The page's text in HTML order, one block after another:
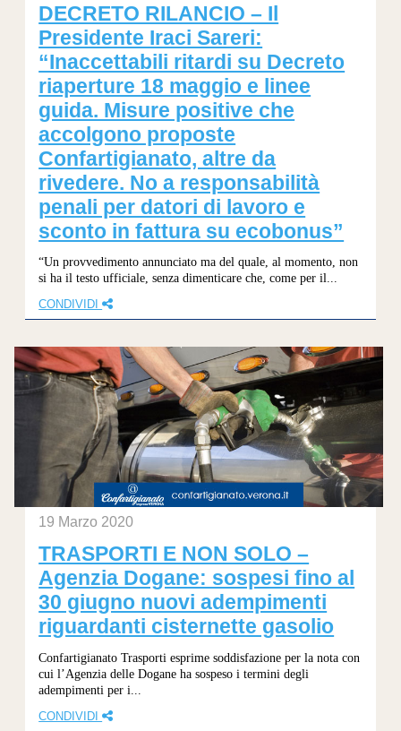
DECRETO RILANCIO – Il
Presidente Iraci Sareri:
“Inaccettabili ritardi su Decreto
riaperture 18 maggio e linee
guida. Misure positive che
accolgono proposte
Confartigianato, altre da
rivedere. No a responsabilità
penali per datori di lavoro e
sconto in fattura su ecobonus”
“Un provvedimento annunciato ma del quale, al momento, non
si ha il testo ufficiale, senza dimenticare che, come per il...
CONDIVIDI
19 Marzo 2020
TRASPORTI E NON SOLO –
Agenzia Dogane: sospesi fino al
30 giugno nuovi adempimenti
riguardanti cisternette gasolio
Confartigianato Trasporti esprime soddisfazione per la nota con
cui l’Agenzia delle Dogane ha sospeso i termini degli
adempimenti per i...
CONDIVIDI